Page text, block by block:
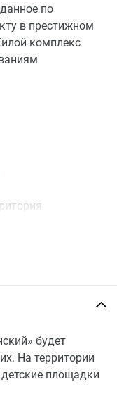
по
в престижном
комплекс
входной
будет
На территории
площадки